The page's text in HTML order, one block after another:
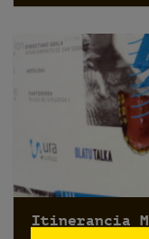
Itinerancia